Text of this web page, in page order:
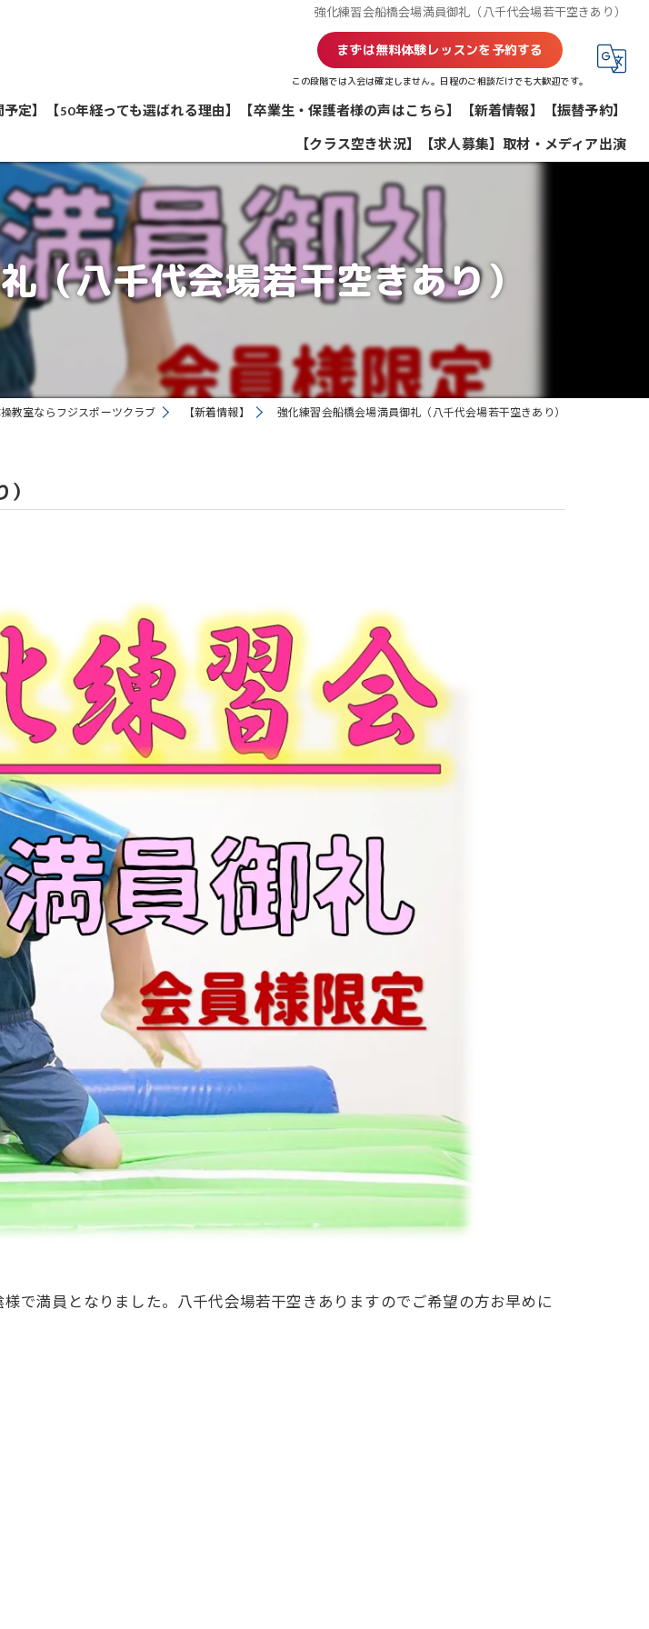
強化練習会船橋会場満員御礼（八千代会場若干空きあり）
まずは無料体験レッスンを予約する
この段階では入会は確定しません。日程のご相談だけでも大歓迎です。
定】 【50年経っても選ばれる理由】
私たちが教えます
【卒業生・保護者様の声はこちら】 【新着情報】
【振替予約】
【クラス空き状況】
【求人募集】取材・メディア出演
（八千代会場若干空きあり）
教室ならフジスポーツクラブ 【新着情報】 強化練習会船橋会場満員御礼（八千代会場若干空きあり）
で満員となりました。八千代会場若干空きありますのでご希望の方お早めに